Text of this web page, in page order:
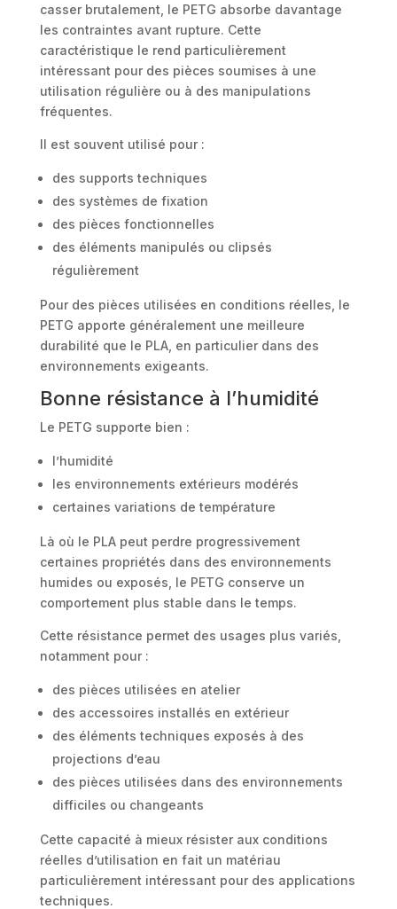
casser brutalement, le PETG absorbe davantage
les contraintes avant rupture. Cette
caractéristique le rend particulièrement
intéressant pour des pièces soumises à une
utilisation régulière ou à des manipulations
fréquentes.
Il est souvent utilisé pour :
des supports techniques
des systèmes de fixation
des pièces fonctionnelles
des éléments manipulés ou clipsés
régulièrement
Pour des pièces utilisées en conditions réelles, le
PETG apporte généralement une meilleure
durabilité que le PLA, en particulier dans des
environnements exigeants.
Bonne résistance à l’humidité
Le PETG supporte bien :
l’humidité
les environnements extérieurs modérés
certaines variations de température
Là où le PLA peut perdre progressivement
certaines propriétés dans des environnements
humides ou exposés, le PETG conserve un
comportement plus stable dans le temps.
Cette résistance permet des usages plus variés,
notamment pour :
des pièces utilisées en atelier
des accessoires installés en extérieur
des éléments techniques exposés à des
projections d’eau
des pièces utilisées dans des environnements
difficiles ou changeants
Cette capacité à mieux résister aux conditions
réelles d’utilisation en fait un matériau
particulièrement intéressant pour des applications
techniques.